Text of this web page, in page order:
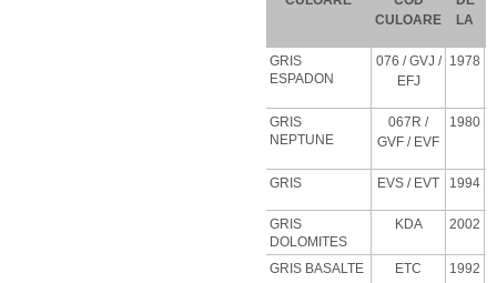
CULOARE
LA
GRIS
ESPADON
076 / GVJ /
EFJ
1978
GRIS
NEPTUNE
067R /
GVF / EVF
1980
GRIS EVS / EVT 1994
GRIS
DOLOMITES
KDA 2002
GRIS BASALTE ETC 1992